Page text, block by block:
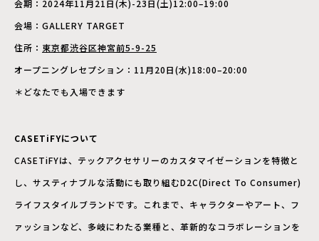
会期：2024年11月21日(木)-23日(土)12:00–19:00
会場：GALLERY TARGET
住所： 東京都渋谷区神宮前5-9-25
オープニングレセプション：11月20日(水)18:00–20:00
＊どなたでも入場できます
CASETiFYについて
CASETiFYは、テックアクセサリーのカスタマイゼーションを特徴と
し、サスティナブルな活動にも取り組むD2C(Direct To Consumer)
ライフスタイルブランドです。これまで、キャラクターやアート、フ
ァッションなど、多岐にわたる業種と、革新的なコラボレーションを